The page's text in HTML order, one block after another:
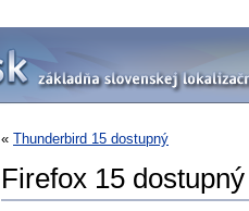
« Thunderbird 15 dostupný
Firefox 15 dostupný